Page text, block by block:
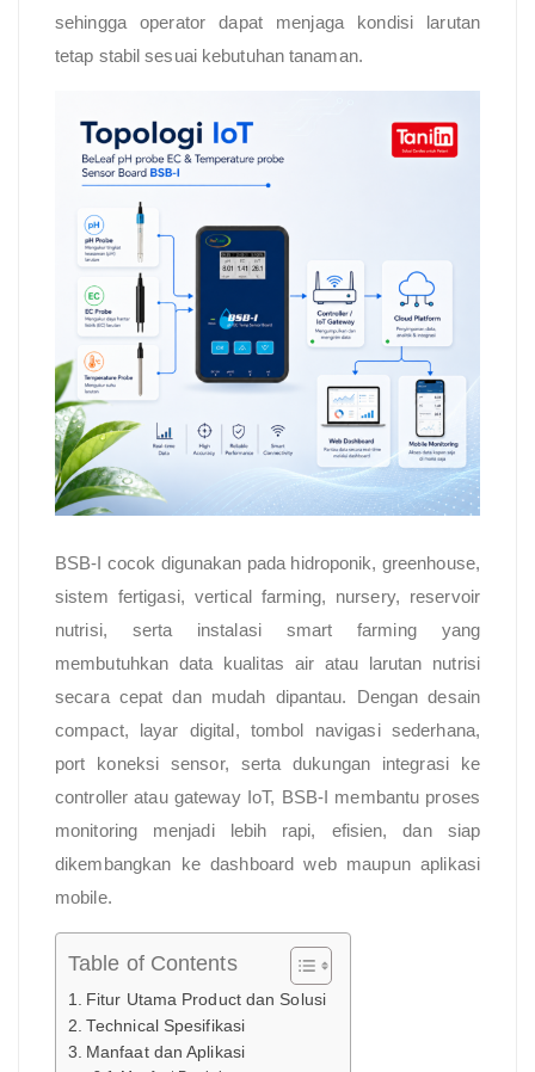
sehingga operator dapat menjaga kondisi larutan
tetap stabil sesuai kebutuhan tanaman.
BSB-I cocok digunakan pada hidroponik, greenhouse,
sistem fertigasi, vertical farming, nursery, reservoir
nutrisi, serta instalasi smart farming yang
membutuhkan data kualitas air atau larutan nutrisi
secara cepat dan mudah dipantau. Dengan desain
compact, layar digital, tombol navigasi sederhana,
port koneksi sensor, serta dukungan integrasi ke
controller atau gateway IoT, BSB-I membantu proses
monitoring menjadi lebih rapi, efisien, dan siap
dikembangkan ke dashboard web maupun aplikasi
mobile.
Table of Contents
Fitur Utama Product dan Solusi
Technical Spesifikasi
Manfaat dan Aplikasi